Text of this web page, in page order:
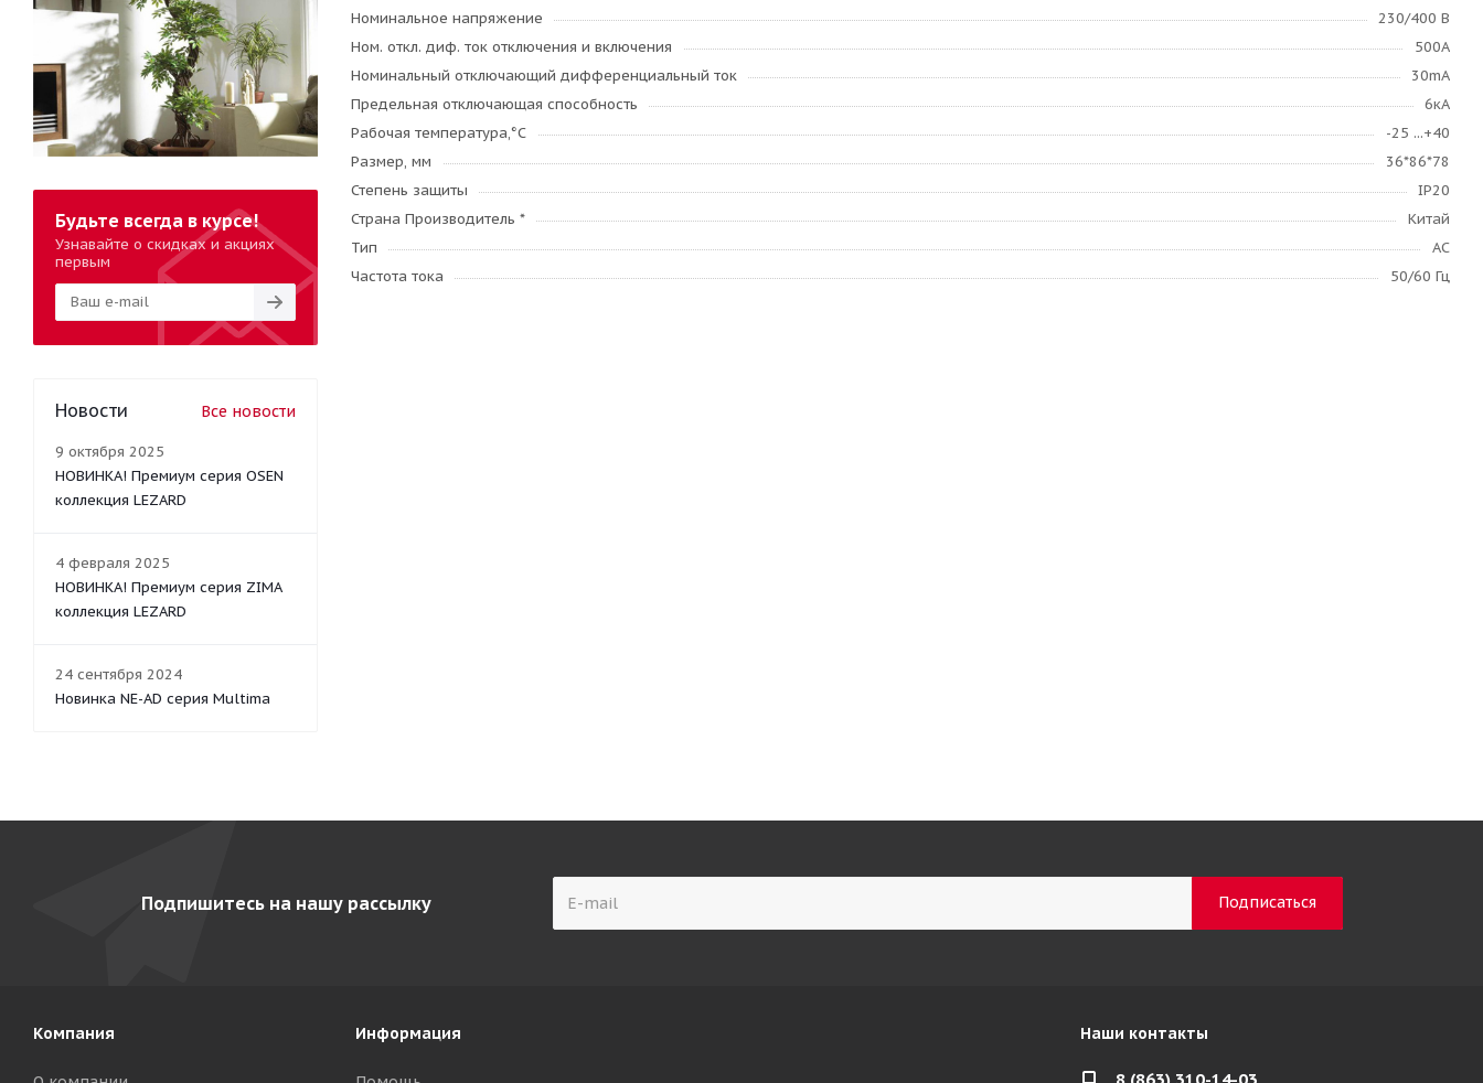
Номинальное напряжение
230/400 В
Ном. откл. диф. ток отключения и включения
500А
Номинальный отключающий дифференциальный ток
30mA
Предельная отключающая способность
6кА
Рабочая температура,°C
-25 ...+40
Размер, мм
36*86*78
Степень защиты
IP20
Страна Производитель *
Китай
Тип
AC
Частота тока
50/60 Гц
Будьте всегда в курсе!
Узнавайте о скидках и акциях
первым
Новости Все новости
9 октября 2025
НОВИНКА! Премиум серия OSEN
коллекция LEZARD
4 февраля 2025
НОВИНКА! Премиум серия ZIMA
коллекция LEZARD
24 сентября 2024
Новинка NE-AD серия Multima
Подпишитесь на нашу рассылку
Компания Информация Наши контакты